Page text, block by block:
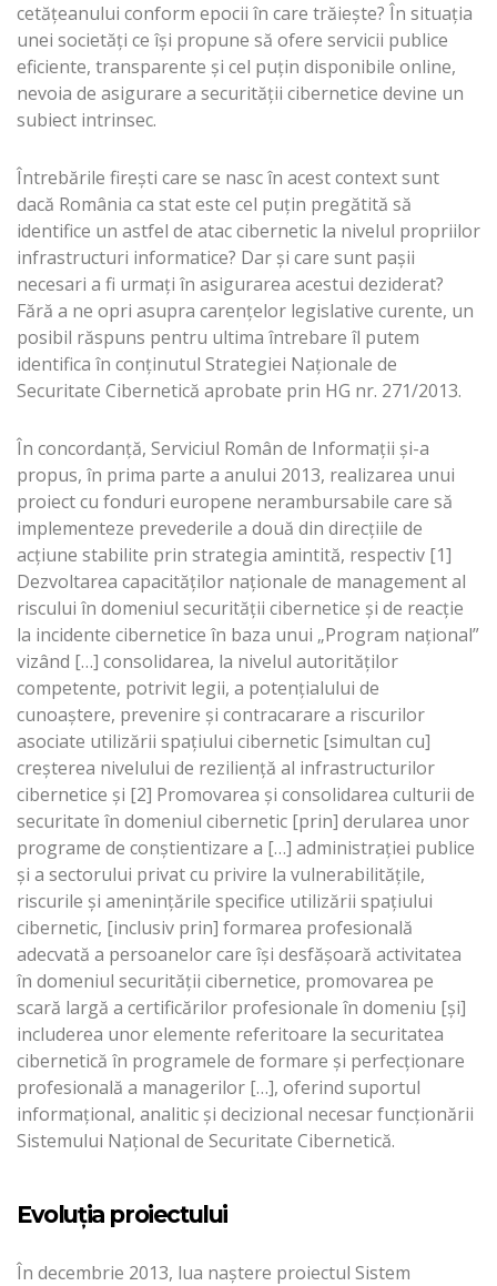
cetățeanului conform epocii în care trăiește? În situația
unei societăți ce își propune să ofere servicii publice
eficiente, transparente și cel puțin disponibile online,
nevoia de asigurare a securității cibernetice devine un
subiect intrinsec.
Întrebările firești care se nasc în acest context sunt
dacă România ca stat este cel puțin pregătită să
identifice un astfel de atac cibernetic la nivelul propriilor
infrastructuri informatice? Dar și care sunt pașii
necesari a fi urmați în asigurarea acestui deziderat?
Fără a ne opri asupra carențelor legislative curente, un
posibil răspuns pentru ultima întrebare îl putem
identifica în conținutul Strategiei Naționale de
Securitate Cibernetică aprobate prin HG nr. 271/2013.
În concordanță, Serviciul Român de Informații și-a
propus, în prima parte a anului 2013, realizarea unui
proiect cu fonduri europene nerambursabile care să
implementeze prevederile a două din direcţiile de
acţiune stabilite prin strategia amintită, respectiv [1]
Dezvoltarea capacităţilor naţionale de management al
riscului în domeniul securităţii cibernetice şi de reacţie
la incidente cibernetice în baza unui „Program naţional”
vizând […] consolidarea, la nivelul autorităţilor
competente, potrivit legii, a potenţialului de
cunoaştere, prevenire şi contracarare a riscurilor
asociate utilizării spaţiului cibernetic [simultan cu]
creşterea nivelului de rezilienţă al infrastructurilor
cibernetice şi [2] Promovarea şi consolidarea culturii de
securitate în domeniul cibernetic [prin] derularea unor
programe de conştientizare a […] administraţiei publice
şi a sectorului privat cu privire la vulnerabilităţile,
riscurile şi ameninţările specifice utilizării spaţiului
cibernetic, [inclusiv prin] formarea profesională
adecvată a persoanelor care îşi desfăşoară activitatea
în domeniul securităţii cibernetice, promovarea pe
scară largă a certificărilor profesionale în domeniu [şi]
includerea unor elemente referitoare la securitatea
cibernetică în programele de formare şi perfecţionare
profesională a managerilor […], oferind suportul
informaţional, analitic şi decizional necesar funcţionării
Sistemului Naţional de Securitate Cibernetică.
Evoluţia proiectului
În decembrie 2013, lua naştere proiectul Sistem